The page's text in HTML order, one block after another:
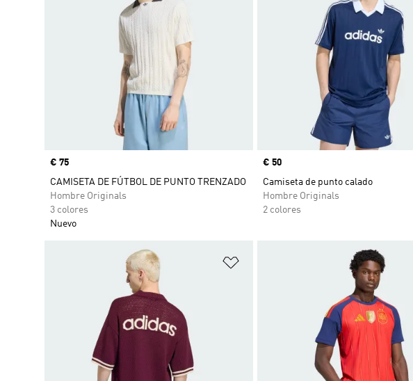
Precio
€ 75
CAMISETA DE FÚTBOL DE PUNTO TRENZADO
Hombre Originals
3 colores
Nuevo
Precio
€ 50
Camiseta de punto calado
Hombre Originals
2 colores
Añadir a la lista de deseos